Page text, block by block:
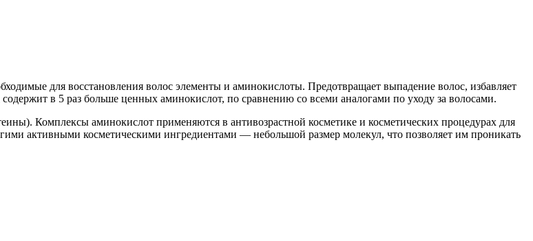
для восстановления волос элементы и аминокислоты. Предотвращает выпадение волос, избавляет
в 5 раз больше ценных аминокислот, по сравнению со всеми аналогами по уходу за волосами.
Комплексы аминокислот применяются в антивозрастной косметике и косметических процедурах для
активными косметическими ингредиентами — небольшой размер молекул, что позволяет им проникать